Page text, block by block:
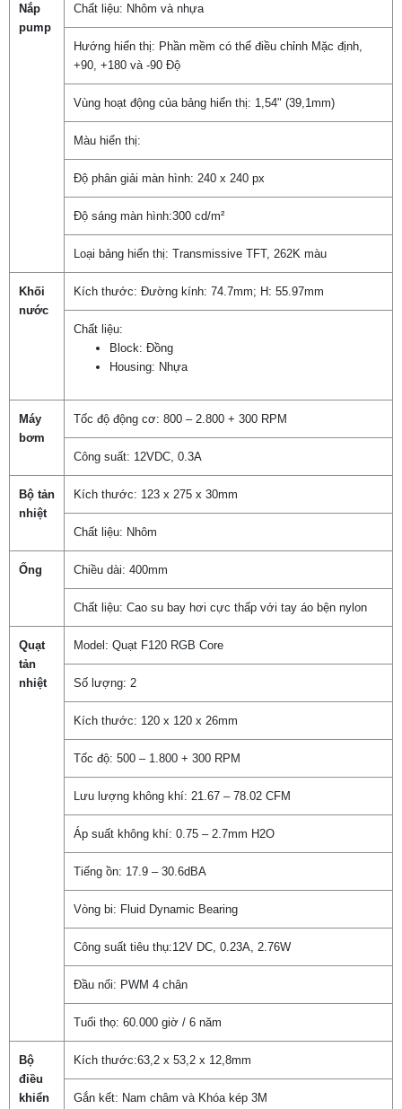
Nắp
pump
Chất liệu: Nhôm và nhựa
Hướng hiển thị: Phần mềm có thể điều chỉnh Mặc định,
+90, +180 và -90 Độ
Vùng hoạt động của bảng hiển thị: 1,54" (39,1mm)
Màu hiển thị:
Độ phân giải màn hình: 240 x 240 px
Độ sáng màn hình:300 cd/m²
Loại bảng hiển thị: Transmissive TFT, 262K màu
Khối
nước
Kích thước: Đường kính: 74.7mm; H: 55.97mm
Chất liệu:
Block: Đồng
Housing: Nhựa
Máy
bơm
Tốc độ động cơ: 800 – 2.800 + 300 RPM
Công suất: 12VDC, 0.3A
Bộ tản
nhiệt
Kích thước: 123 x 275 x 30mm
Chất liệu: Nhôm
Ống Chiều dài: 400mm
Chất liệu: Cao su bay hơi cực thấp với tay áo bện nylon
Quạt
tản
nhiệt
Model: Quạt F120 RGB Core
Số lượng: 2
Kích thước: 120 x 120 x 26mm
Tốc độ: 500 – 1.800 + 300 RPM
Lưu lượng không khí: 21.67 – 78.02 CFM
Áp suất không khí: 0.75 – 2.7mm H2O
Tiếng ồn: 17.9 – 30.6dBA
Vòng bi: Fluid Dynamic Bearing
Công suất tiêu thụ:12V DC, 0.23A, 2.76W
Đầu nối: PWM 4 chân
Tuổi thọ: 60.000 giờ / 6 năm
Bộ
điều
khiển
Kích thước:63,2 x 53,2 x 12,8mm
Gắn kết: Nam châm và Khóa kép 3M